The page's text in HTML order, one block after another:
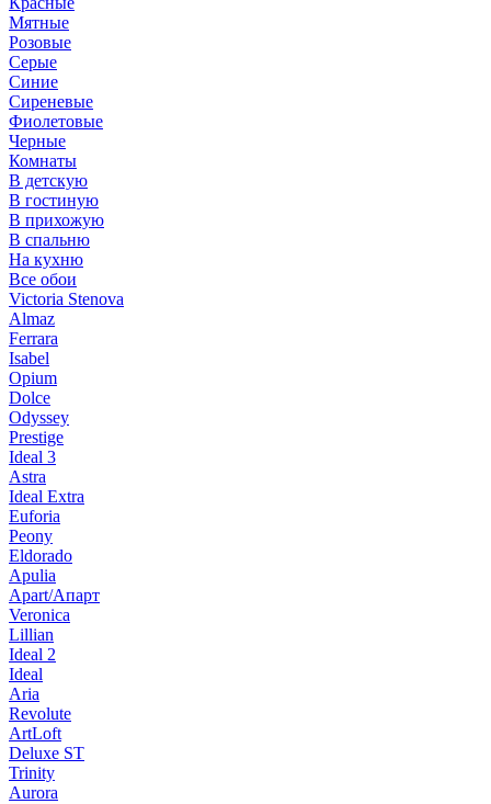
Мятные
Розовые
Серые
Синие
Сиреневые
Фиолетовые
Черные
Комнаты
В детскую
В гостиную
В прихожую
В спальню
На кухню
Все обои
Victoria Stenova
Almaz
Ferrara
Isabel
Opium
Dolce
Odyssey
Prestige
Ideal 3
Astra
Ideal Extra
Euforia
Peony
Eldorado
Apulia
Apart/Апарт
Veronica
Lillian
Ideal 2
Ideal
Aria
Revolute
ArtLoft
Deluxe ST
Trinity
Aurora